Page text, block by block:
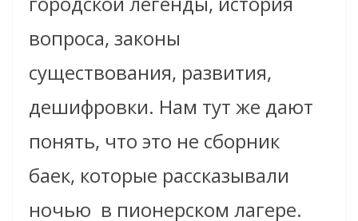
вопроса, законы
существования, развития,
дешифровки. Нам тут же дают
понять, что это не сборник
баек, которые рассказывали
ночью в пионерском лагере.